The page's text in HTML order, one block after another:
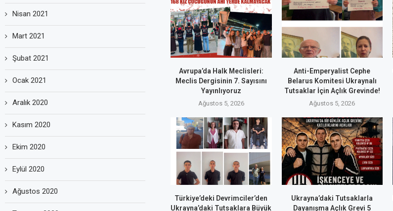
Avrupa’da Halk Meclisleri:
Meclis Dergisinin 7. Sayısını
Yayınlıyoruz
Ağustos 5, 2026
Anti-Emperyalist Cephe
Belarus Komitesi Ukraynalı
Tutsaklar İçin Açlık Grevinde!
Ağustos 5, 2026
Türkiye’deki Devrimciler’den
Ukrayna’daki Tutsaklara Büyük
Ukrayna’daki Tutsaklarla
Dayanışma Açlık Grevi 5
Nisan 2021
Mart 2021
Şubat 2021
Ocak 2021
Aralık 2020
Kasım 2020
Ekim 2020
Eylül 2020
Ağustos 2020